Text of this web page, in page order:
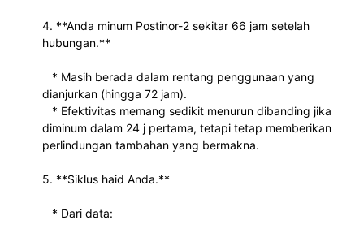
4. **Anda minum Postinor-2 sekitar 66 jam setelah
hubungan.**
dianjurkan (hingga 72 jam).
diminum dalam 24 j pertama, tetapi tetap memberikan
perlindungan tambahan yang bermakna.
5. **Siklus haid Anda.**
   * Dari data: